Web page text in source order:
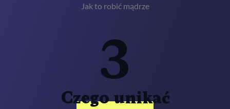
Jak to robić mądrze
3
Czego unikać